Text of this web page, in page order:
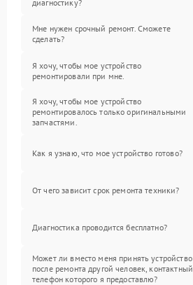
диагностику?
Мне нужен срочный ремонт. Сможете
сделать?
Я хочу, чтобы мое устройство
ремонтировали при мне.
Я хочу, чтобы мое устройство
ремонтировалось только оригинальными
запчастями.
Как я узнаю, что мое устройство готово?
От чего зависит срок ремонта техники?
Диагностика проводится бесплатно?
Может ли вместо меня принять устройство
после ремонта другой человек, контактный
телефон которого я предоставлю?